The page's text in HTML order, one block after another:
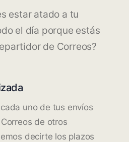
estar atado a tu
el día porque estás
de Correos?
uno de tus envíos
de otros
decirte los plazos